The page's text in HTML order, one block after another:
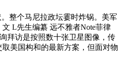
整个马尼拉政坛霎时炸锅。美军
L先生编纂 远不雅者Note菲律
拜访是按照数十张卫星图像，传
美国构和的最新方案，但面对物